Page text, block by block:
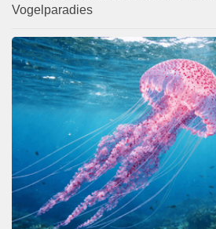
Vogelparadies